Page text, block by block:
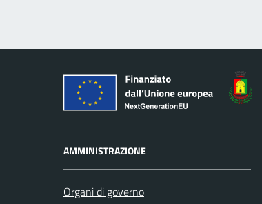
AMMINISTRAZIONE
Organi di governo